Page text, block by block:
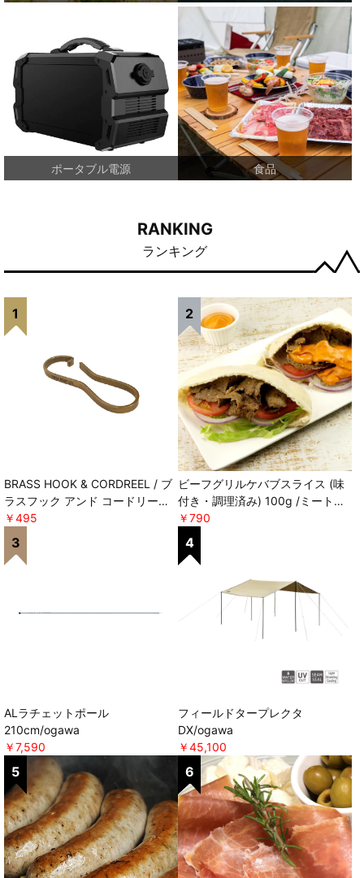
ポータブル電源 食品
RANKING
ランキング
BRASS HOOK & CORDREEL / ブ
ラスフック アンド コードリール
POST GENERAL
￥495
ビーフグリルケバブスライス (味
付き・調理済み) 100g /ミートガ
イ ＊軽減税率対象
￥790
ALラチェットポール
210cm/ogawa
￥7,590
フィールドタープレクタ
DX/ogawa
￥45,100